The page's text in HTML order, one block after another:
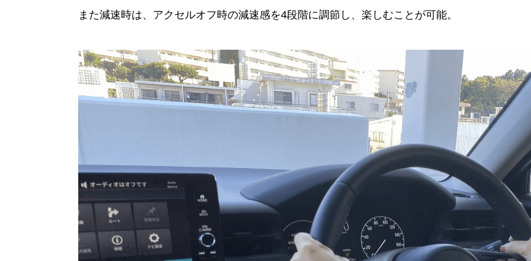
また減速時は、アクセルオフ時の減速感を4段階に調節し、楽しむことが可能。